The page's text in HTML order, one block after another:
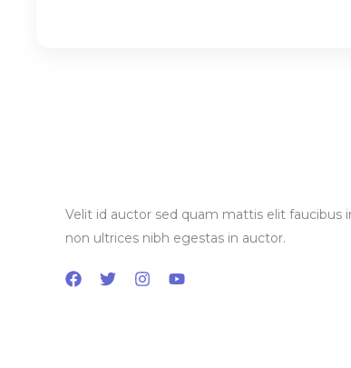
Velit id auctor sed quam mattis elit faucibus
non ultrices nibh egestas in auctor.